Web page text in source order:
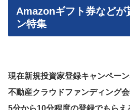
Amazonギフト券などが
ン特集
現在新規投資家登録キャンペー
不動産クラウドファンディング
5分から10分程度の登録でもらえ